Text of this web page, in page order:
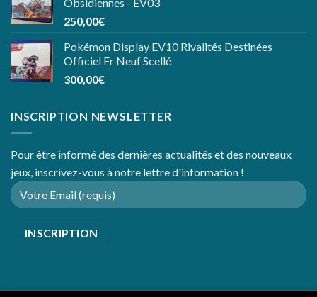
250,00€
Pokémon Display EV10 Rivalités Destinées
Officiel Fr Neuf Scellé
300,00€
INSCRIPTION NEWSLETTER
Pour être informé des dernières actualités et des nouveaux
jeux, inscrivez-vous à notre lettre d'information !